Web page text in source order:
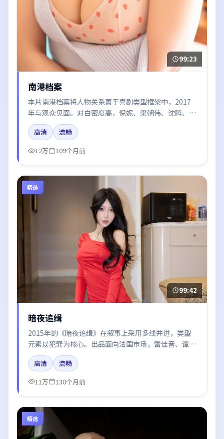
99:23
南港档案
本片南港档案将人物关系置于喜剧类型框架中，2017
年与观众见面。对白密度高，倪妮、梁朝伟、沈腾、章
子怡的台词节奏值得关注；整体气质偏英国都市与冷色
调摄影。
高清
流畅
12万
109个月前
精选
99:42
暗夜追缉
2015年的《暗夜追缉》在叙事上采用多线并进，类型
元素以犯罪为核心。出品面向法国市场，雷佳音、谭
卓、秦海璐、于和伟所饰角色推动关键反转，结尾留白
引发讨论。
高清
流畅
11万
130个月前
精选